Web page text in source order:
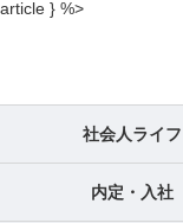
article } %>
社会人ライフ
内定・入社